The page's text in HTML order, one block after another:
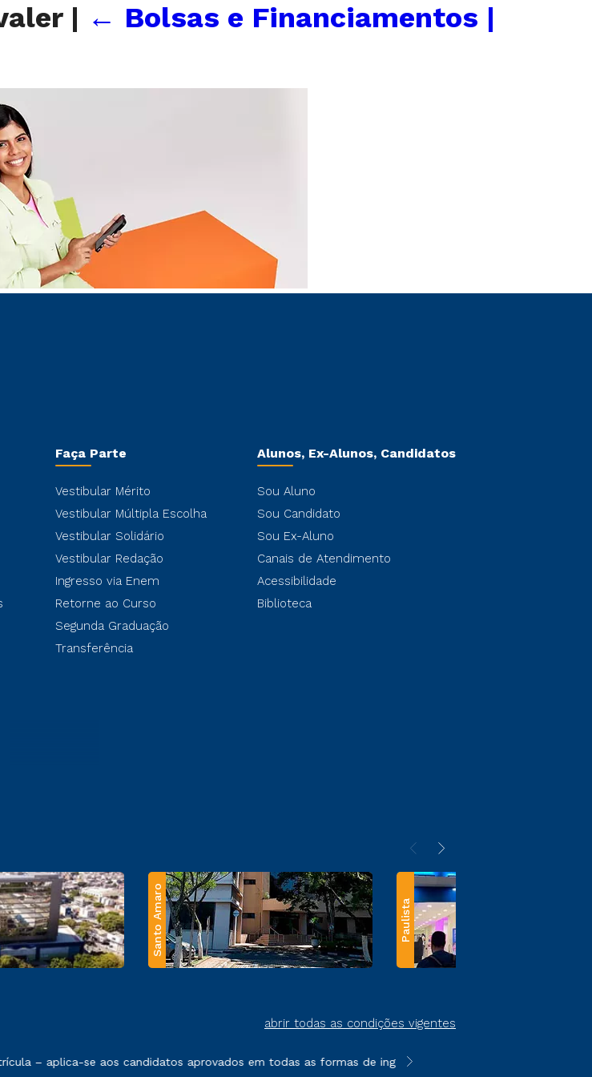
| ← Bolsas e Financiamentos |
Faça Parte
Vestibular Mérito
Vestibular Múltipla Escolha
Vestibular Solidário
Vestibular Redação
Ingresso via Enem
Retorne ao Curso
Segunda Graduação
Transferência
Alunos, Ex-Alunos, Candidatos
Sou Aluno
Sou Candidato
Sou Ex-Aluno
Canais de Atendimento
Acessibilidade
Biblioteca
Santo Amaro Paulista
abrir todas as condições vigentes
prestação de serviços.
– aplica-se aos candidatos aprovados em todas as formas de ingresso, exceto na prova on-line ou
**Semipresencial e EAD são